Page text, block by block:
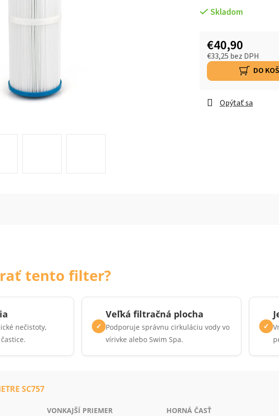
Skladom
€40,90
€33,25 bez DPH
DO
Opýtať sa
tento filter?
nečistoty,
✓
Veľká filtračná plocha
Podporuje správnu cirkuláciu vody vo
vírivke alebo Swim Spa.
✓
SC757
VONKAJŠÍ PRIEMER HORNÁ ČASŤ